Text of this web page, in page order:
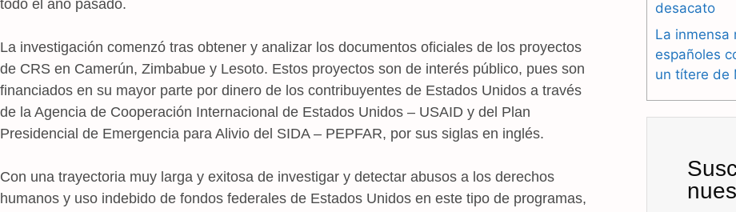
todo el año pasado.
La investigación comenzó tras obtener y analizar los documentos oficiales de los proyectos
de CRS en Camerún, Zimbabue y Lesoto. Estos proyectos son de interés público, pues son
financiados en su mayor parte por dinero de los contribuyentes de Estados Unidos a través
de la Agencia de Cooperación Internacional de Estados Unidos – USAID y del Plan
Presidencial de Emergencia para Alivio del SIDA – PEPFAR, por sus siglas en inglés.
Con una trayectoria muy larga y exitosa de investigar y detectar abusos a los derechos
humanos y uso indebido de fondos federales de Estados Unidos en este tipo de programas,
desacato
La inmensa
españoles
un títere de